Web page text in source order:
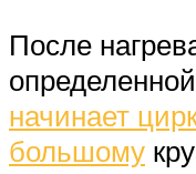
После
начинает
большому